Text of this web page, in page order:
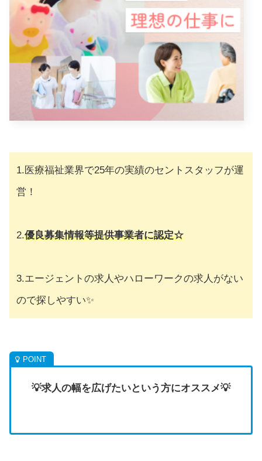
1.医療福祉業界で25年の実績のセントスタッフが運
営！
2.優良募集情報等提供事業者に認定☆
3.エージェントの求人やハローワークの求人がない
ので探しやすい✨
💡求人の幅を広げたいという方にオススメ💡